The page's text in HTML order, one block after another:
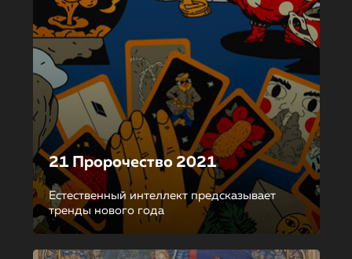
21 Пророчество 2021
Естественный интеллект предсказывает
тренды нового года